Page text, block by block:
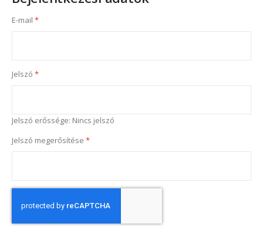
E-mail
Jelszó
Jelszó erőssége: Nincs jelszó
Jelszó megerősítése